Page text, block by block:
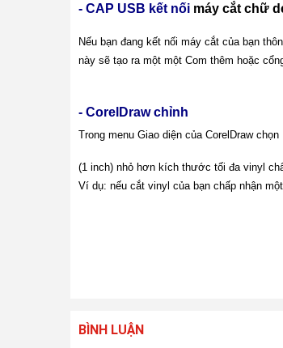
- CAP USB kết nối máy cắt chữ
Nếu bạn đang kết nối máy cắt của bạn
này sẽ tạo ra một một Com thêm hoặc
- CorelDraw chỉnh
Trong menu Giao diện của CorelDraw
(1 inch) nhỏ hơn kích thước tối đa vinyl
Ví dụ: nếu cắt vinyl của bạn chấp nhận
BÌNH LUẬN